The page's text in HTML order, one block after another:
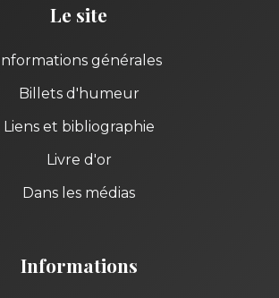
Le site
générales
Billets d'humeur
Liens et bibliographie
Livre d'or
Dans les médias
Informations